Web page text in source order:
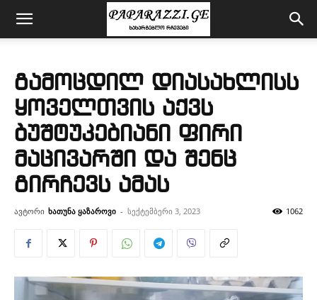
გამოცდილ დიასახლისს
ყოველთვის აქვს
ბუშტუკებიანი ფირი
მაცივარში და შენც
გირჩევს ამას
ავტორი ხათუნა ყაზაროვი - სექტემბერი 3, 2023 1062